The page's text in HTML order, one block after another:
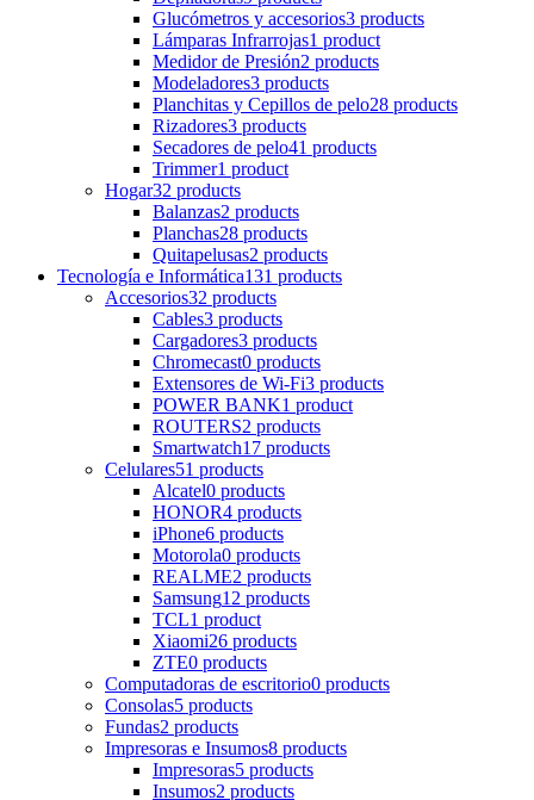
Glucómetros y accesorios3 products
Lámparas Infrarrojas1 product
Medidor de Presión2 products
Modeladores3 products
Planchitas y Cepillos de pelo28 products
Rizadores3 products
Secadores de pelo41 products
Trimmer1 product
Hogar32 products
Balanzas2 products
Planchas28 products
Quitapelusas2 products
Tecnología e Informática131 products
Accesorios32 products
Cables3 products
Cargadores3 products
Chromecast0 products
Extensores de Wi-Fi3 products
POWER BANK1 product
ROUTERS2 products
Smartwatch17 products
Celulares51 products
Alcatel0 products
HONOR4 products
iPhone6 products
Motorola0 products
REALME2 products
Samsung12 products
TCL1 product
Xiaomi26 products
ZTE0 products
Computadoras de escritorio0 products
Consolas5 products
Fundas2 products
Impresoras e Insumos8 products
Impresoras5 products
Insumos2 products